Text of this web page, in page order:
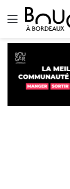
Menu